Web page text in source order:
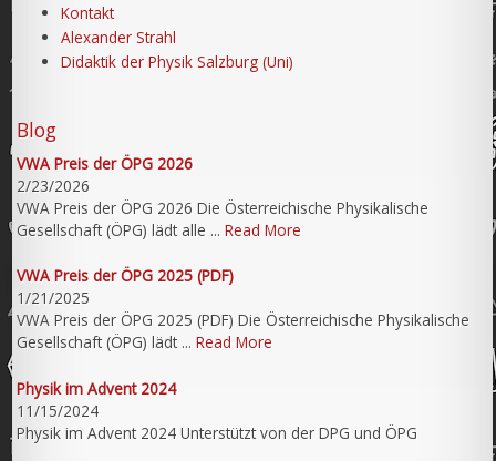
Kontakt
Alexander Strahl
Didaktik der Physik Salzburg (Uni)
Blog
VWA Preis der ÖPG 2026
2/23/2026
VWA Preis der ÖPG 2026 Die Österreichische Physikalische
Gesellschaft (ÖPG) lädt alle ...Read More
VWA Preis der ÖPG 2025 (PDF)
1/21/2025
VWA Preis der ÖPG 2025 (PDF) Die Österreichische Physikalische
Gesellschaft (ÖPG) lädt ...Read More
Physik im Advent 2024
11/15/2024
Physik im Advent 2024 Unterstützt von der DPG und ÖPG